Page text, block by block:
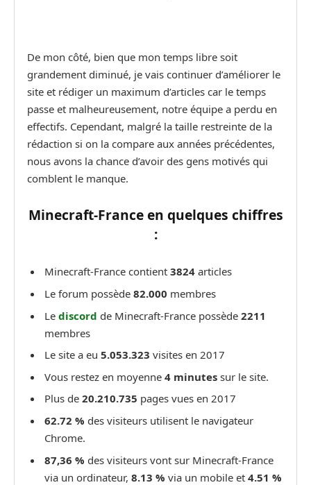
De mon côté, bien que mon temps libre soit
grandement diminué, je vais continuer d’améliorer le
site et rédiger un maximum d’articles car le temps
passe et malheureusement, notre équipe a perdu en
effectifs. Cependant, malgré la taille restreinte de la
rédaction si on la compare aux années précédentes,
nous avons la chance d’avoir des gens motivés qui
comblent le manque.
Minecraft-France en quelques chiffres
:
Minecraft-France contient 3824 articles
Le forum possède 82.000 membres
Le discord de Minecraft-France possède 2211
membres
Le site a eu 5.053.323 visites en 2017
Vous restez en moyenne 4 minutes sur le site.
Plus de 20.210.735 pages vues en 2017
62.72 % des visiteurs utilisent le navigateur
Chrome.
87,36 % des visiteurs vont sur Minecraft-France
via un ordinateur, 8.13 % via un mobile et 4.51 %